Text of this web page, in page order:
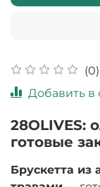
(0)
Добавить в
28OLIVES:
готовые
Брускетта из